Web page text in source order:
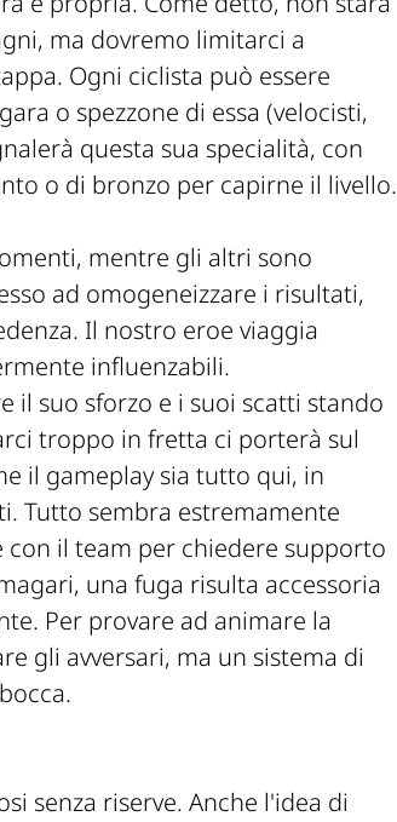
ma dovremo limitarci a
Ogni ciclista può essere
o spezzone di essa (velocisti,
questa sua specialità, con
o di bronzo per capirne il livello.
mentre gli altri sono
ad omogeneizzare i risultati,
Il nostro eroe viaggia
influenzabili.
il suo sforzo e i suoi scatti stando
troppo in fretta ci porterà sul
il gameplay sia tutto qui, in
Tutto sembra estremamente
il team per chiedere supporto
una fuga risulta accessoria
Per provare ad animare la
gli avversari, ma un sistema di
senza riserve. Anche l'idea di